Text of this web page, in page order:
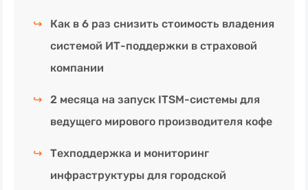
↪
Как в 6 раз снизить стоимость владения
системой ИТ-поддержки в страховой
компании
↪
2 месяца на запуск ITSM-системы для
ведущего мирового производителя кофе
↪
Техподдержка и мониторинг
инфраструктуры для городской